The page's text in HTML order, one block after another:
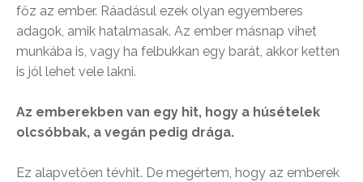
főz az ember. Ráadásul ezek olyan egyemberes
adagok, amik hatalmasak. Az ember másnap vihet
munkába is, vagy ha felbukkan egy barát, akkor ketten
is jól lehet vele lakni.
Az emberekben van egy hit, hogy a húsételek
olcsóbbak, a vegán pedig drága.
Ez alapvetően tévhit. De megértem, hogy az emberek